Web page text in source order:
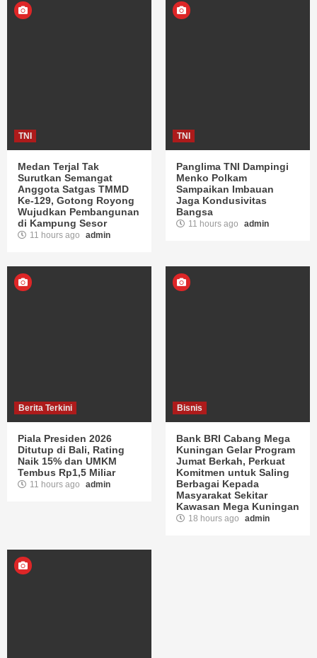
TNI
Medan Terjal Tak
Surutkan Semangat
Anggota Satgas TMMD
Ke-129, Gotong Royong
Wujudkan Pembangunan
di Kampung Sesor
11 hours ago admin
TNI
Panglima TNI Dampingi
Menko Polkam
Sampaikan Imbauan
Jaga Kondusivitas
Bangsa
11 hours ago admin
Berita Terkini
Piala Presiden 2026
Ditutup di Bali, Rating
Naik 15% dan UMKM
Tembus Rp1,5 Miliar
11 hours ago admin
Bisnis
Bank BRI Cabang Mega
Kuningan Gelar Program
Jumat Berkah, Perkuat
Komitmen untuk Saling
Berbagai Kepada
Masyarakat Sekitar
Kawasan Mega Kuningan
18 hours ago admin